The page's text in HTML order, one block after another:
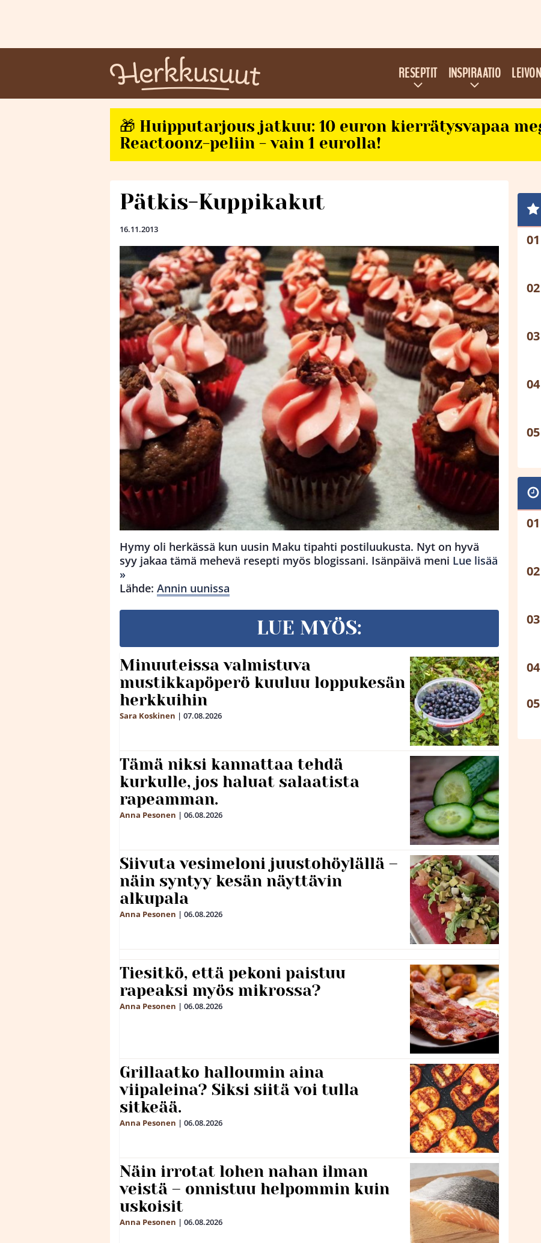
RESEPTIT INSPIRAATIO
🎁 Huipputarjous jatkuu: 10 euron kierrätysvapaa
Reactoonz-peliin - vain 1 eurolla!
Pätkis-Kuppikakut
16.11.2013
Hymy oli herkässä kun uusin Maku tipahti postiluukusta. Nyt on hyvä
syy jakaa tämä mehevä resepti myös blogissani. Isänpäivä meni Lue lisää
»
Lähde: Annin uunissa
LUE MYÖS:
Minuuteissa valmistuva
mustikkapöperö kuuluu loppukesän
herkkuihin
Sara Koskinen | 07.08.2026
Tämä niksi kannattaa tehdä
kurkulle, jos haluat salaatista
rapeamman.
Anna Pesonen | 06.08.2026
Siivuta vesimeloni juustohöylällä –
näin syntyy kesän näyttävin
alkupala
Anna Pesonen | 06.08.2026
Tiesitkö, että pekoni paistuu
rapeaksi myös mikrossa?
Anna Pesonen | 06.08.2026
Grillaatko halloumin aina
viipaleina? Siksi siitä voi tulla
sitkeää.
Anna Pesonen | 06.08.2026
Näin irrotat lohen nahan ilman
veistä – onnistuu helpommin kuin
uskoisit
Anna Pesonen | 06.08.2026